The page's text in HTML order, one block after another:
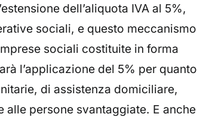
dell’aliquota IVA al 5%,
sociali, e questo meccanismo
sociali costituite in forma
l’applicazione del 5% per quanto
di assistenza domiciliare,
persone svantaggiate. E anche